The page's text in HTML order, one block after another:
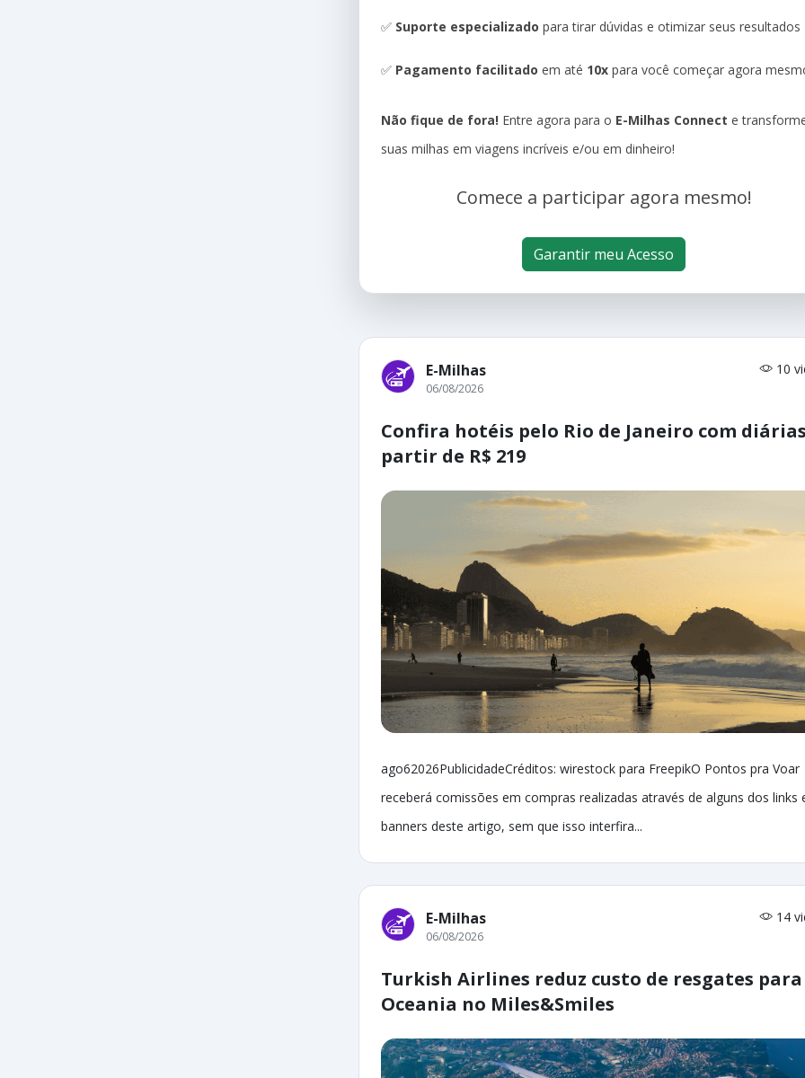
✅ Suporte especializado para tirar dúvidas e otimizar seus resultados
✅ Pagamento facilitado em até 10x para você começar agora
Não fique de fora! Entre agora para o E-Milhas Connect e
suas milhas em viagens incríveis e/ou em dinheiro!
Comece a participar agora mesmo!
Garantir meu Acesso
E-Milhas 10
06/08/2026
Confira hotéis pelo Rio de Janeiro com
partir de R$ 219
ago62026PublicidadeCréditos: wirestock para FreepikO Pontos pra Voar
receberá comissões em compras realizadas através de alguns dos links
banners deste artigo, sem que isso interfira...
E-Milhas 14
06/08/2026
Turkish Airlines reduz custo de resgates para
Oceania no Miles&Smiles